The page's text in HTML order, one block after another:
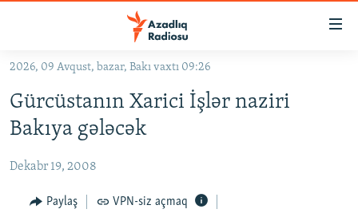
Əsas
qayıt
Əsas
naviqasiyaya
qayıt
KORRUPSIOMETR
#ƏSLINDƏ
FƏRQƏ BAX
2026, 09 Avqust, bazar, Bakı vaxtı 09:26
Gürcüstanın Xarici İşlər naziri
Bakıya gələcək
Dekabr 19, 2008
Paylaş VPN-siz açmaq